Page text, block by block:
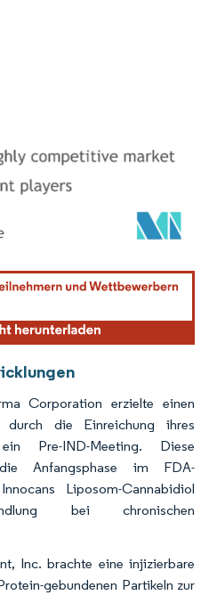
erfordert Namensnennung gemäß
Corporation erzielte einen
durch die Einreichung ihres
Pre-IND-Meeting. Diese
Anfangsphase im FDA-
Liposom-Cannabidiol
bei chronischen
Inc. brachte eine injizierbare
gebundenen Partikeln zur